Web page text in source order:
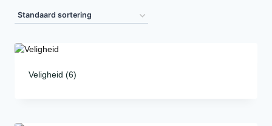
Veligheid (6)